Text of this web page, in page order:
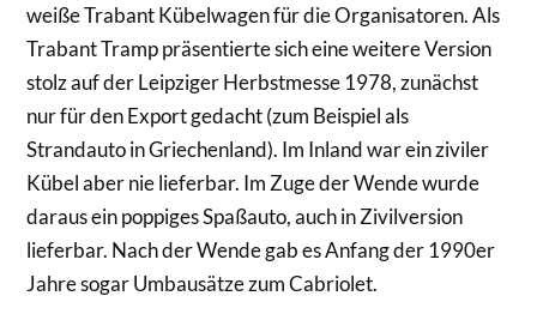
weiße Trabant Kübelwagen für die Organisatoren. Als
Trabant Tramp präsentierte sich eine weitere Version
stolz auf der Leipziger Herbstmesse 1978, zunächst
nur für den Export gedacht (zum Beispiel als
Strandauto in Griechenland). Im Inland war ein ziviler
Kübel aber nie lieferbar. Im Zuge der Wende wurde
daraus ein poppiges Spaßauto, auch in Zivilversion
lieferbar. Nach der Wende gab es Anfang der 1990er
Jahre sogar Umbausätze zum Cabriolet.